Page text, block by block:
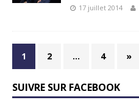
17 juillet 2014
1 2 … 4 »
SUIVRE SUR FACEBOOK